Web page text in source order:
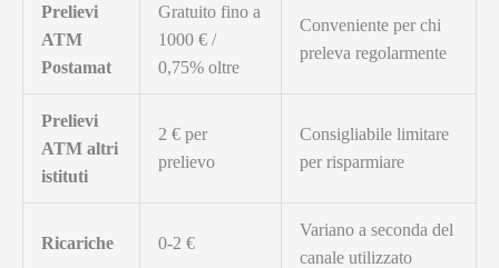
Prelievi
ATM
Postamat
Gratuito fino a
1000 € /
0,75% oltre
Conveniente per chi
preleva regolarmente
Prelievi
ATM altri
istituti
2 € per
prelievo
Consigliabile limitare
per risparmiare
Ricariche 0-2 €
Variano a seconda del
canale utilizzato